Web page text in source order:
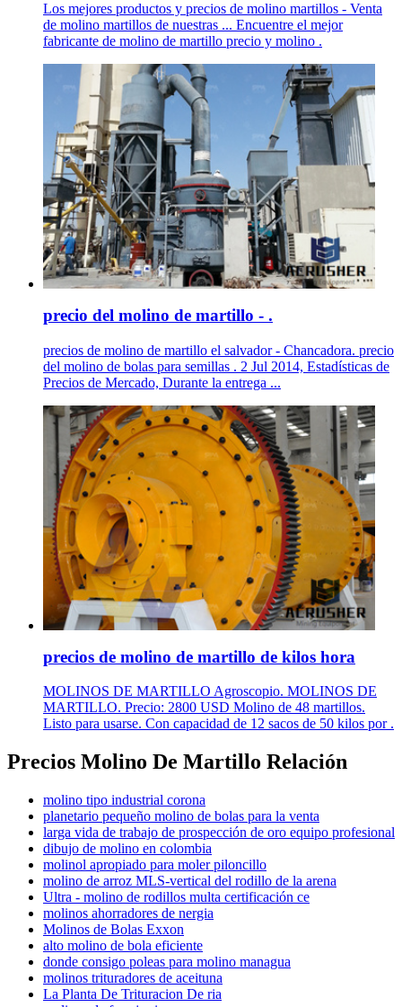
Los mejores productos y precios de molino martillos - Venta
de molino martillos de nuestras ... Encuentre el mejor
fabricante de molino de martillo precio y molino .
precio del molino de martillo - .
precios de molino de martillo el salvador - Chancadora. precio
del molino de bolas para semillas . 2 Jul 2014, Estadísticas de
Precios de Mercado, Durante la entrega ...
precios de molino de martillo de kilos hora
MOLINOS DE MARTILLO Agroscopio. MOLINOS DE
MARTILLO. Precio: 2800 USD Molino de 48 martillos.
Listo para usarse. Con capacidad de 12 sacos de 50 kilos por .
Precios Molino De Martillo Relación
molino tipo industrial corona
planetario pequeño molino de bolas para la venta
larga vida de trabajo de prospección de oro equipo profesional
dibujo de molino en colombia
molinol apropiado para moler piloncillo
molino de arroz MLS-vertical del rodillo de la arena
Ultra - molino de rodillos multa certificación ce
molinos ahorradores de nergia
Molinos de Bolas Exxon
alto molino de bola eficiente
donde consigo poleas para molino managua
molinos trituradores de aceituna
La Planta De Trituracion De ria